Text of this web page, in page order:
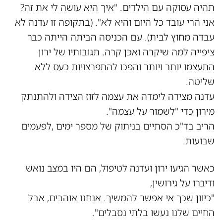
תהיה עסוקה עם הילדים. "איך היא עושה לי את זה?
אני הרי עובד כל היום והיא לא". (בתקופה זו עדנה לא
עבדה מחוץ לבית). עם הכניסה הביתה הייתה כבר
ציפייה למה שיקרה ואכן קרה. תגובותיו של ירון
התעצמו יותר ויותר והפכו להתפרצויות כעס ללא
שליטה.
עדנה מצידה לימדה את עצמה לזוז הצידה ולהתנתק
מירון כדי "לשמור על עצמה".
הריב בד"כ הסתיים בניתוק של מספר ימים ,לפעמים
שבועות.
כאשר הגיעו ירון ועדנה לטיפול, הם היו במצב נואש
ודיברו על גירושין,
"כיוון שכך אי אפשר להמשיך. אנחנו אוהבים, אבל
החיים שלנו נעשו בלתי נסבלים".